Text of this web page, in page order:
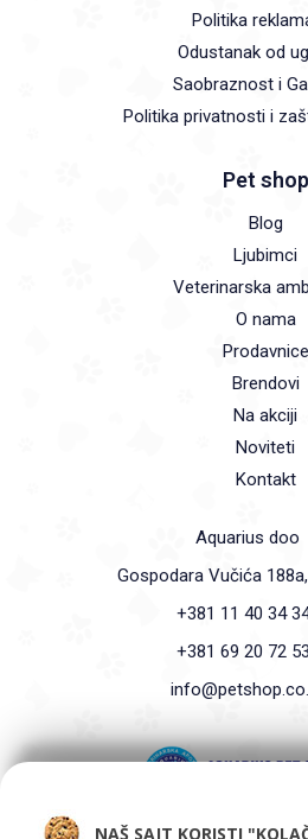
Politika
Odustanak od
Saobraznost i
Politika privatnosti i
Pet shop
Blog
Ljubimci
Veterinarska
O nama
Prodavnice
Brendovi
Na akciji
Noviteti
Kontakt
Aquarius doo
Gospodara Vučića
+381 11 40 34
+381 69 20 72
NAŠ SAJT KORISTI